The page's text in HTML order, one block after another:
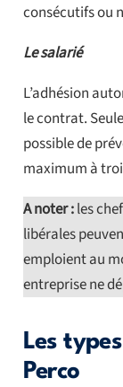
consécutifs ou
Le salarié
L’adhésion
le contrat.
possible de
maximum à
A noter :les
libérales
emploient au
entreprise ne
Les
Perco